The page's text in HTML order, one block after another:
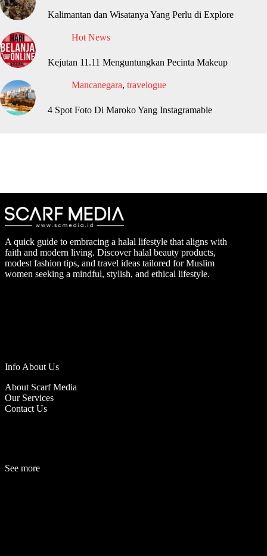
Kalimantan dan Wisatanya Yang Perlu di Explore
Hot News
Kejutan 11.11 Menguntungkan Pecinta Makeup
Mancanegara, travelogue
4 Spot Foto Di Maroko Yang Instagramable
A quick guide to embracing a halal lifestyle that aligns with
faith and modern living. Discover halal beauty products,
modest fashion tips, and travel ideas tailored for Muslim
women seeking a mindful, stylish, and ethical lifestyle.
Info About Us
About Scarf Media
Our Services
Contact Us
See more